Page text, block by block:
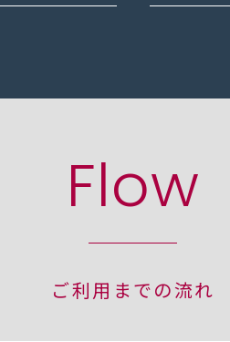
Flow
ご利用までの流れ